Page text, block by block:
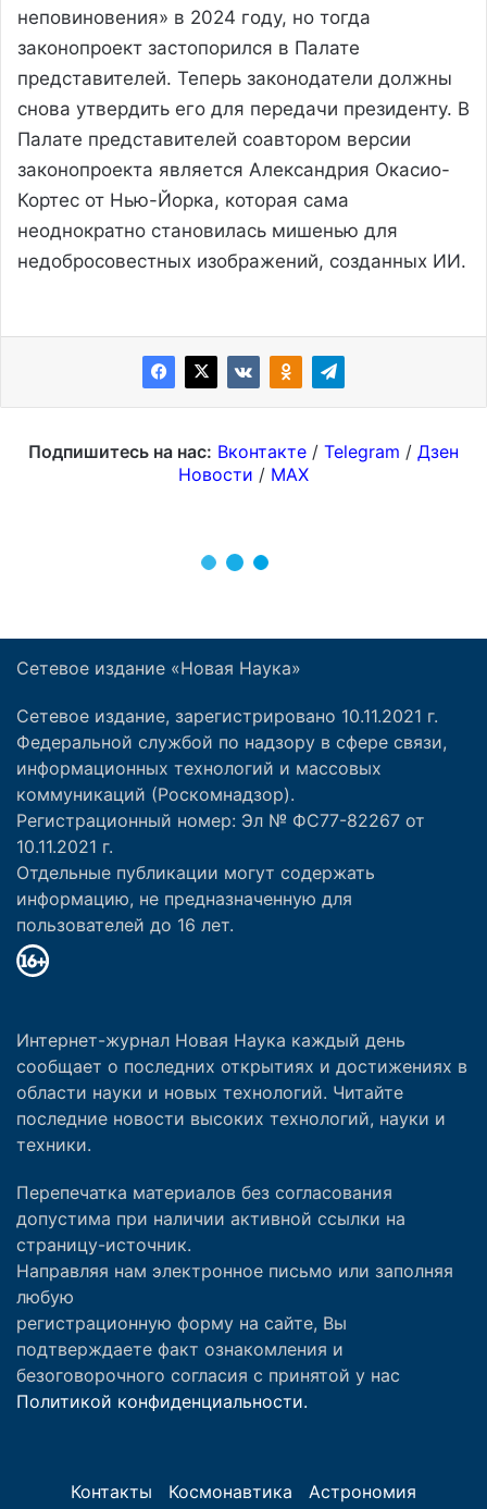
Сетевое издание «Новая Наука»
Сетевое издание, зарегистрировано 10.11.2021 г.
Федеральной службой по надзору в сфере связи,
информационных технологий и массовых
коммуникаций (Роскомнадзор).
Регистрационный номер: Эл № ФС77-82267 от
10.11.2021 г.
Отдельные публикации могут содержать
информацию, не предназначенную для
пользователей до 16 лет.
Интернет-журнал Новая Наука каждый день
сообщает о последних открытиях и достижениях в
области науки и новых технологий. Читайте
последние новости высоких технологий, науки и
техники.
Перепечатка материалов без согласования
допустима при наличии активной ссылки на
страницу-источник.
Направляя нам электронное письмо или заполняя
любую
регистрационную форму на сайте, Вы
подтверждаете факт ознакомления и
безоговорочного согласия с принятой у нас
Политикой конфиденциальности.
Контакты Космонавтика Астрономия